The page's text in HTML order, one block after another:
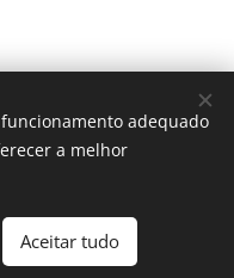
adequado
a melhor
Aceitar tudo